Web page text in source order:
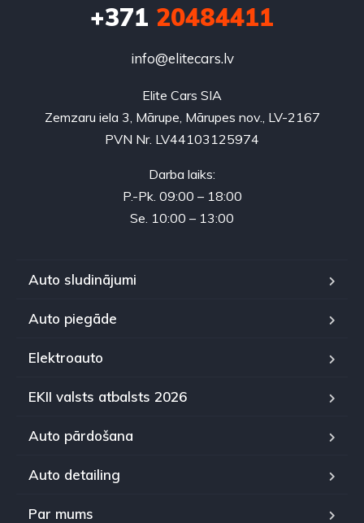
+371 20484411
info@elitecars.lv
Elite Cars SIA
Zemzaru iela 3, Mārupe, Mārupes nov., LV-2167
PVN Nr. LV44103125974
Darba laiks:
P.-Pk. 09:00 – 18:00
Se. 10:00 – 13:00
Auto sludinājumi
Auto piegāde
Elektroauto
EKII valsts atbalsts 2026
Auto pārdošana
Auto detailing
Par mums